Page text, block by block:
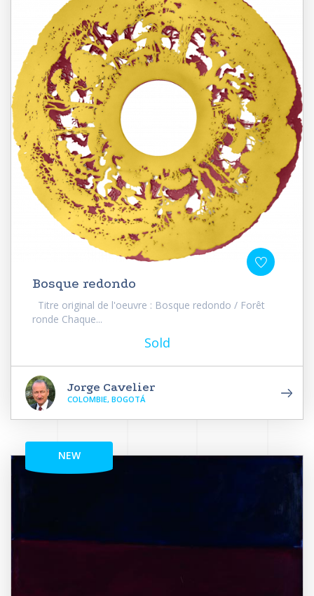
Bosque redondo
Titre original de l'oeuvre : Bosque redondo / Forêt
ronde Chaque...
Sold
Jorge Cavelier
COLOMBIE, BOGOTÁ
NEW